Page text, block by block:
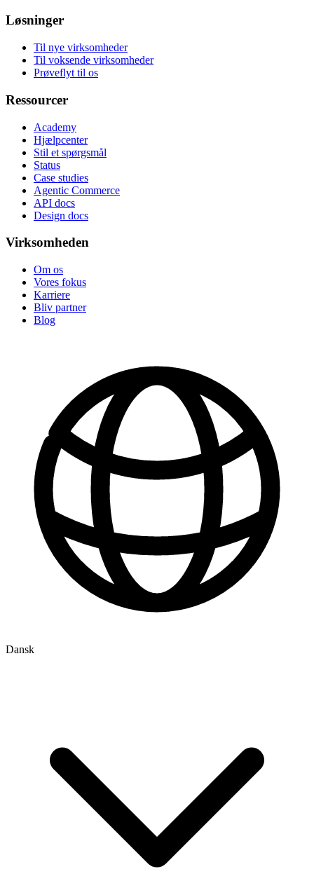
Løsninger
Til nye virksomheder
Til voksende virksomheder
Prøveflyt til os
Ressourcer
Academy
Hjælpcenter
Stil et spørgsmål
Status
Case studies
Agentic Commerce
API docs
Design docs
Virksomheden
Om os
Vores fokus
Karriere
Bliv partner
Blog
Dansk